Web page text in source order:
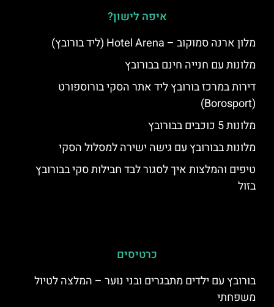
איפה לישון?
מלון ארנה סמוקוב – Hotel Arena (ליד בורובץ)
מלונות עם חנייה חינם בבורובץ
דירות במרכז בורובץ ליד אתר הסקי בורוספורט
(Borosport)
מלונות 5 כוכבים בבורובץ
מלונות בבורובץ עם גישה ישירה למסלול הסקי
טיפים והמלצות איך לסגור לבד חבילות סקי בבורובץ
בזול
כרטיסים
בורובץ עם ילדים מתבגרים ובני נוער – המלצה לטיול
משפחתי